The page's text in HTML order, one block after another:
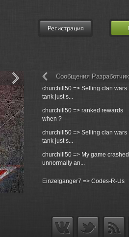
Регистрация
churchill50 => Selling clan wars
tank just s...
churchill50 => ranked rewards
when ?
churchill50 => Selling clan wars
tank just s...
churchill50 => My game crashed
unnormally an...
Einzelganger7 => Codes-R-Us
Сообщения